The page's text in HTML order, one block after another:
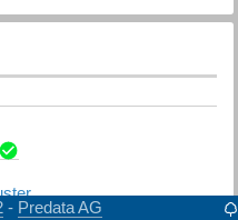
- Predata AG